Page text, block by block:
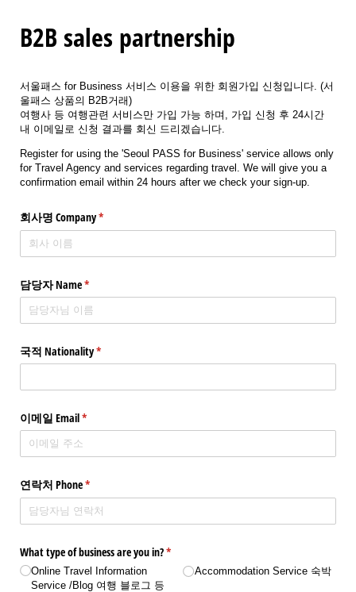
B2B sales partnership
서울패스 for Business 서비스 이용을 위한 회원가입 신청입니다. (서
울패스 상품의 B2B거래)
여행사 등 여행관련 서비스만 가입 가능 하며, 가입 신청 후 24시간
내 이메일로 신청 결과를 회신 드리겠습니다.
Register for using the 'Seoul PASS for Business' service allows only
for Travel Agency and services regarding travel. We will give you a
confirmation email within 24 hours after we check your sign-up.
회사명 Company*
(required)
담당자 Name*
(required)
국적 Nationality*
(required)
이메일 Email*
(required)
연락처 Phone*
(required)
What type of business are you in?*
(required)
Online Travel Information
Service /​Blog 여행 블로그 등
Accommodation Service 숙박